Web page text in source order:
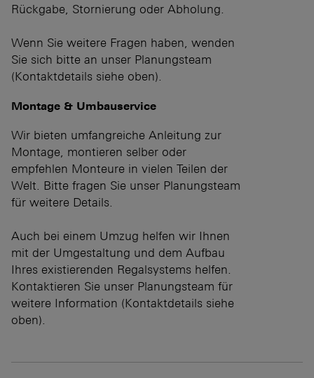
Rückgabe, Stornierung oder Abholung.
Wenn Sie weitere Fragen haben, wenden
Sie sich bitte an unser Planungsteam
(Kontaktdetails siehe oben).
Montage & Umbauservice
Wir bieten umfangreiche Anleitung zur
Montage, montieren selber oder
empfehlen Monteure in vielen Teilen der
Welt. Bitte fragen Sie unser Planungsteam
für weitere Details.
Auch bei einem Umzug helfen wir Ihnen
mit der Umgestaltung und dem Aufbau
Ihres existierenden Regalsystems helfen.
Kontaktieren Sie unser Planungsteam für
weitere Information (Kontaktdetails siehe
oben).